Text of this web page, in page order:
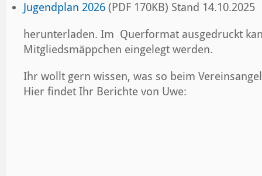
Jugendplan 2026 (PDF 170KB) Stand 14.10.2025
herunterladen. Im Querformat ausgedruckt
Mitgliedsmäppchen eingelegt werden.
Ihr wollt gern wissen, was so beim
Hier findet Ihr Berichte von Uwe: